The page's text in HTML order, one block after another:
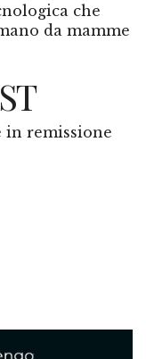
che
da mamme
remissione